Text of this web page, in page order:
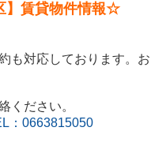
】賃貸物件情報☆
も対応しております。お
ください。
：0663815050